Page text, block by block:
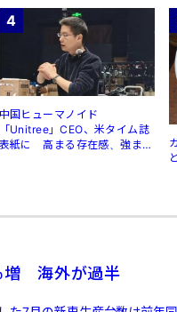
4
中国ヒューマノイド
「Unitree」CEO、米タイム誌
表紙に 高まる存在感、強まる
増 海外が過半